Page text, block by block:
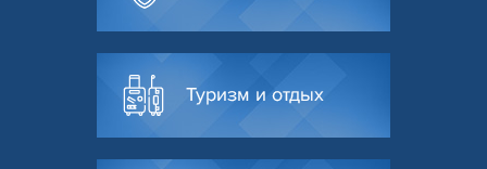
Туризм и отдых